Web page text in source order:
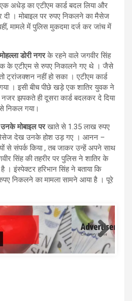
अधेड़ का एटीएम कार्ड बदल लिया और
दी । मोबाइल पर रुपए निकलने का मैसेज
मामले में पुलिस मुकदमा दर्ज कर जांच में
डोरी नगरके रहने वाले जगवीर सिंह
के एटीएम से रुपए निकालने गए थे । जैसे
ट्रांजक्शन नहीं हो सका । एटीएम कार्ड
। इसी बीच पीछे खड़े एक शातिर युवक ने
नजर झपकते ही दूसरा कार्ड बदलकर दे दिया
निकल गया।
मोबाइल परखाते से 1.35 लाख रुपए
देख उनके होश उड़ गए । आनन –
से संपर्क किया , तब जाकर उन्हें अपने साथ
सिंह की तहरीर पर पुलिस ने शातिर के
। इंस्पेक्टर हरिभान सिंह ने बताया कि
निकलने का मामला सामने आया है । पूरे